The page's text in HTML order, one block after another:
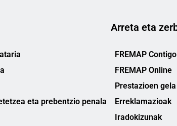
eta prebentzio penala
Arreta eta
FREMAP Contigo
FREMAP Online
Prestazioen
Erreklamazioak
Iradokizunak